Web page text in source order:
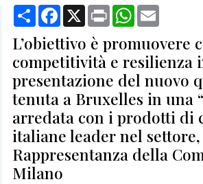
CondividiFacebook
X Print WhatsApp
L’obiettivo è promuovere
competitività e resilienza
presentazione del nuovo
tenuta a Bruxelles in una
arredata con i prodotti di
italiane leader nel
Rappresentanza della
Milano